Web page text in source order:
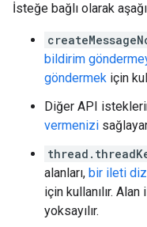
İsteğe bağlı olarak
bildirim
göndermek için
Diğer API
vermenizi
alanları, bir ileti
için kullanılır.
yoksayılır.